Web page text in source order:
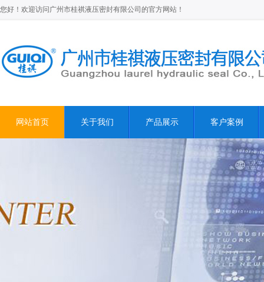
您好！欢迎访问广州市桂祺液压密封有限公司的官方网站！
网站首页 关于我们 产品展示 客户案例